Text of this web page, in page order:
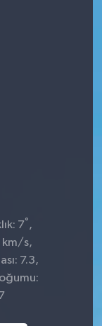
7° ,
km/s,
7.3,